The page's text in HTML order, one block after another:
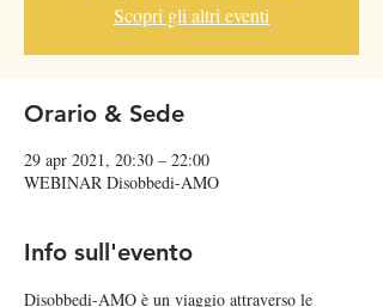
Scopri gli altri eventi
Orario & Sede
29 apr 2021, 20:30 – 22:00
WEBINAR Disobbedi-AMO
Info sull'evento
Disobbedi-AMO è un viaggio attraverso le